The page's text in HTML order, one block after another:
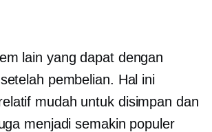
lain yang dapat dengan
pembelian. Hal ini
mudah untuk disimpan dan
menjadi semakin populer